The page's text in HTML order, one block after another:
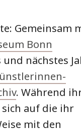
Gemeinsam
Bonn
nächstes
. Während
auf die ihr
mit den